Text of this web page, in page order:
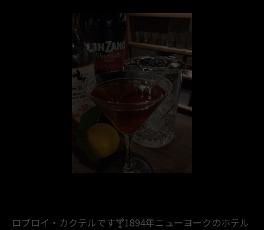
ロブロイ・カクテルです🍸️1894年ニューヨークのホテル